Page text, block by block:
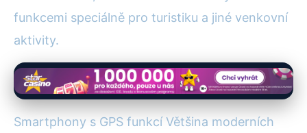
funkcemi speciálně pro turistiku a jiné venkovní
aktivity.
Smartphony s GPS funkcí Většina moderních